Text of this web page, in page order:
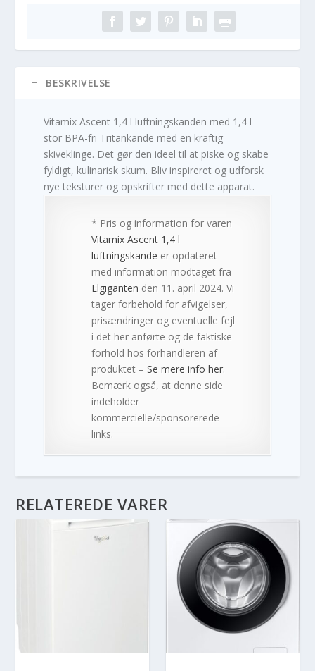
BESKRIVELSE
Vitamix Ascent 1,4 l luftningskanden med 1,4 l
stor BPA-fri Tritankande med en kraftig
skiveklinge. Det gør den ideel til at piske og skabe
fyldigt, kulinarisk skum. Bliv inspireret og udforsk
nye teksturer og opskrifter med dette apparat.
* Pris og information for varen
Vitamix Ascent 1,4 l
luftningskande er opdateret
med information modtaget fra
Elgiganten den 11. april 2024. Vi
tager forbehold for afvigelser,
prisændringer og eventuelle fejl
i det her anførte og de faktiske
forhold hos forhandleren af
produktet –Se mere info her.
Bemærk også, at denne side
indeholder
kommercielle/sponsorerede
links.
RELATEREDE VARER